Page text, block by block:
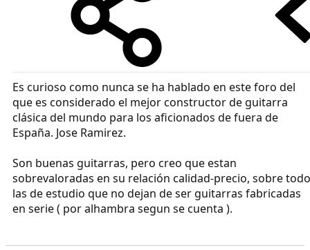
Es curioso como nunca se ha hablado en este foro del
que es considerado el mejor constructor de guitarra
clásica del mundo para los aficionados de fuera de
España. Jose Ramirez.
Son buenas guitarras, pero creo que estan
sobrevaloradas en su relación calidad-precio, sobre todo
las de estudio que no dejan de ser guitarras fabricadas
en serie ( por alhambra segun se cuenta ).